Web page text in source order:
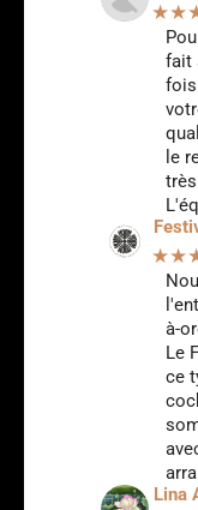
fait
le
à-
Le
ce
Lina